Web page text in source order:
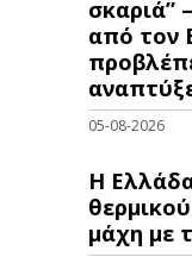
σκαριά”
από τον
05-08-2026
Η
μάχη με